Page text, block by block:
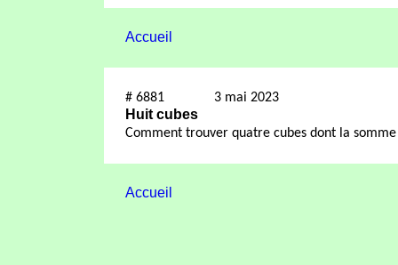
Accueil
# 6881 3 mai 2023
Huit cubes
Comment trouver quatre cubes dont la
Accueil